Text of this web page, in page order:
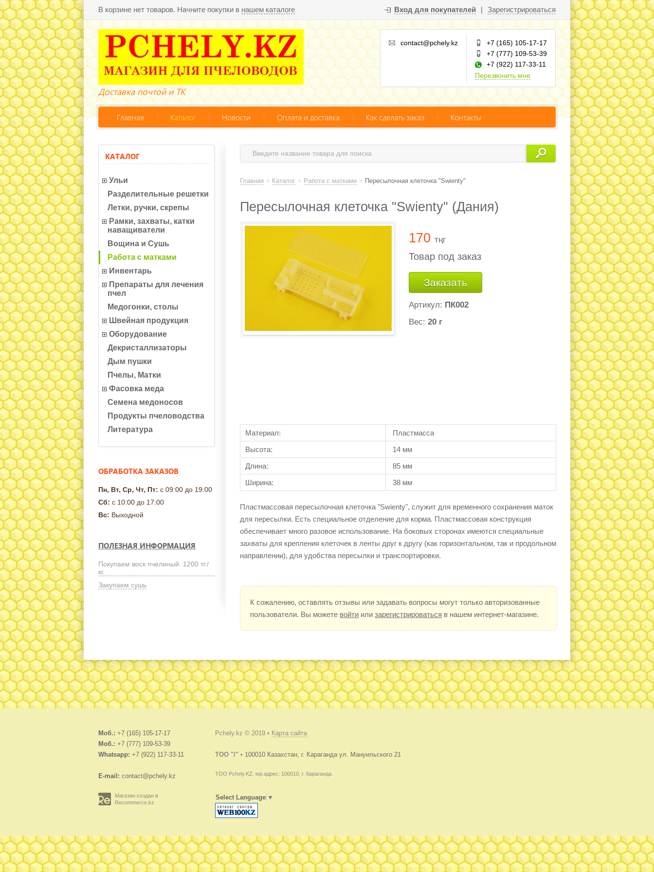
В корзине нет товаров. Начните покупки в нашем каталоге Вход для покупателей | Зарегистрироваться
Доставка почтой и ТК
contact@pchely.kz
+7 (165) 105-17-17
+7 (777) 109-53-39
+7 (922) 117-33-11
Перезвонить мне
Главная Каталог Новости Оплата и доставка Как сделать заказ Контакты
КАТАЛОГ
Ульи
Разделительные решетки
Летки, ручки, скрепы
Рамки, захваты, катки
наващиватели
Вощина и Сушь
Работа с матками
Инвентарь
Препараты для лечения
пчел
Медогонки, столы
Швейная продукция
Оборудование
Декристаллизаторы
Дым пушки
Пчелы, Матки
Фасовка меда
Семена медоносов
Продукты пчеловодства
Литература
ОБРАБОТКА ЗАКАЗОВ
Пн, Вт, Ср, Чт, Пт: с 09:00 до 19:00
Сб: с 10:00 до 17:00
Вс: Выходной
ПОЛЕЗНАЯ ИНФОРМАЦИЯ
Покупаем воск пчелиный. 1200 тг./
кг.
Закупаем сушь
Главная » Каталог » Работа с матками » Пересылочная клеточка "Swienty"
Пересылочная клеточка "Swienty" (Дания)
170 тңг
Товар под заказ
Заказать
Артикул: ПК002
Вес: 20 г
Материал:
Пластмасса
Высота:
14 мм
Длина:
85 мм
Ширина:
38 мм
Пластмассовая пересылочная клеточка "Swienty", служит для временного сохранения маток
для пересылки. Есть специальное отделение для корма. Пластмассовая конструкция
обеспечивает много разовое использование. На боковых сторонах имеются специальные
захваты для крепления клеточек в ленты друг к другу (как горизонтальном, так и продольном
направлении), для удобства пересылки и транспортировки.
К сожалению, оставлять отзывы или задавать вопросы могут только авторизованные
пользователи. Вы можете войти или зарегистрироваться в нашем интернет-магазине.
Моб.: +7 (165) 105-17-17
Моб.: +7 (777) 109-53-39
Whatsapp: +7 (922) 117-33-11
E-mail: contact@pchely.kz
Магазин создан в
Recommerce.kz
Pchely.kz © 2019 • Карта сайта
TOO "/" • 100010 Казахстан, г. Караганда ул. Мануильского 21
ТОО Pchely.KZ, юр.адрес: 100010, г. Караганда.
Select Language ▼